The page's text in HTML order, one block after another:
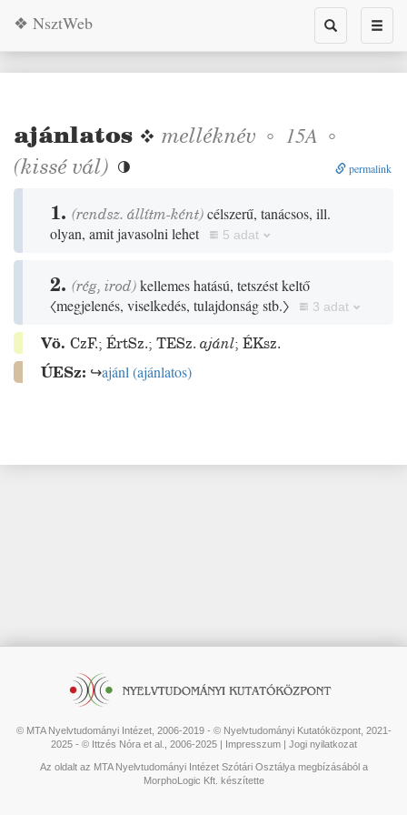
Toggle
search
❖ NsztWeb
ajánlatos ❖ melléknév ◦ 15A ◦
(kissévál)  permalink
1. (rendsz. állítm-ként)célszerű, tanácsos, ill.
olyan, amit javasolni lehet
5 adat
2. (rég, irod)kellemes hatású, tetszést keltő
〈megjelenés, viselkedés, tulajdonság stb.〉
3 adat
Vö. CzF.; ÉrtSz.; TESz. ajánl; ÉKsz.
ÚESz: ↪ajánl (ajánlatos)
© MTA Nyelvtudományi Intézet, 2006-2019 - © Nyelvtudományi Kutatóközpont, 2021-
2025 - © Ittzés Nóra et al., 2006-2025 | Impresszum| Jogi nyilatkozat
Az oldalt az MTA Nyelvtudományi Intézet Szótári Osztálya megbízásából a
MorphoLogic Kft. készítette